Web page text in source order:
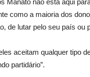
Manato não está aqui
como a maioria dos
de lutar pelo seu país ou
aceitam qualquer tipo
partidário”.